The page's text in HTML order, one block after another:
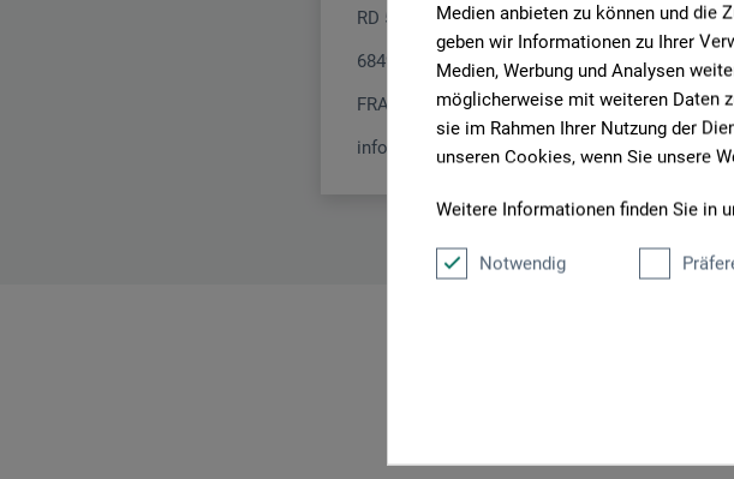
Medien anbieten zu können und die
geben wir Informationen zu Ihrer
Medien, Werbung und Analysen
möglicherweise mit weiteren Daten
sie im Rahmen Ihrer Nutzung der
unseren Cookies, wenn Sie unsere
Weitere Informationen finden Sie in
Notwendig
RD 52
68490 Ottmarsheim
FRANKREICH
info@clairefontaine.com